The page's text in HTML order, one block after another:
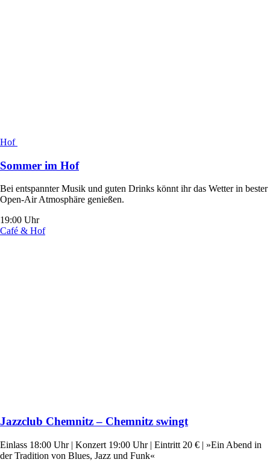
Hof
Sommer im Hof
Bei entspannter Musik und guten Drinks könnt ihr das Wetter in bester
Open-Air Atmosphäre genießen.
19:00 Uhr
Café & Hof
Jazzclub Chemnitz – Chemnitz swingt
Einlass 18:00 Uhr | Konzert 19:00 Uhr | Eintritt 20 € | »Ein Abend in
der Tradition von Blues, Jazz und Funk«